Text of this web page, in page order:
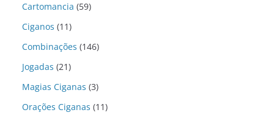
Cartomancia (59)
Ciganos (11)
Combinações (146)
Jogadas (21)
Magias Ciganas (3)
Orações Ciganas (11)